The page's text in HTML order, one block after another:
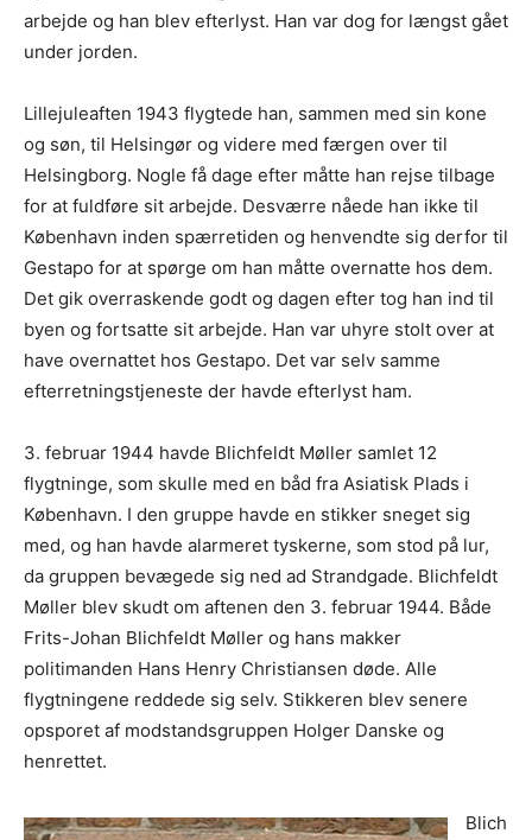
arbejde og han blev efterlyst. Han var dog for længst gået
under jorden.
Lillejuleaften 1943 flygtede han, sammen med sin kone
og søn, til Helsingør og videre med færgen over til
Helsingborg. Nogle få dage efter måtte han rejse tilbage
for at fuldføre sit arbejde. Desværre nåede han ikke til
København inden spærretiden og henvendte sig derfor til
Gestapo for at spørge om han måtte overnatte hos dem.
Det gik overraskende godt og dagen efter tog han ind til
byen og fortsatte sit arbejde. Han var uhyre stolt over at
have overnattet hos Gestapo. Det var selv samme
efterretningstjeneste der havde efterlyst ham.
3. februar 1944 havde Blichfeldt Møller samlet 12
flygtninge, som skulle med en båd fra Asiatisk Plads i
København. I den gruppe havde en stikker sneget sig
med, og han havde alarmeret tyskerne, som stod på lur,
da gruppen bevægede sig ned ad Strandgade. Blichfeldt
Møller blev skudt om aftenen den 3. februar 1944. Både
Frits-Johan Blichfeldt Møller og hans makker
politimanden Hans Henry Christiansen døde. Alle
flygtningene reddede sig selv. Stikkeren blev senere
opsporet af modstandsgruppen Holger Danske og
henrettet.
Blich